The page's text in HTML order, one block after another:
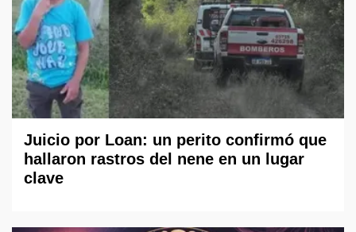
Juicio por Loan: un perito confirmó que
hallaron rastros del nene en un lugar
clave